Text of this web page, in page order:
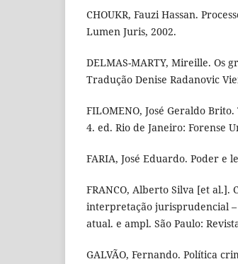
CHOUKR, Fauzi Hassan.
Lumen Juris, 2002.
DELMAS-MARTY, Mireille. Os
Tradução Denise Radanovic
FILOMENO, José Geraldo
4. ed. Rio de Janeiro: Forense
FARIA, José Eduardo. Poder e
FRANCO, Alberto Silva [et al.].
interpretação jurisprudencial
atual. e ampl. São Paulo:
GALVÃO, Fernando. Política